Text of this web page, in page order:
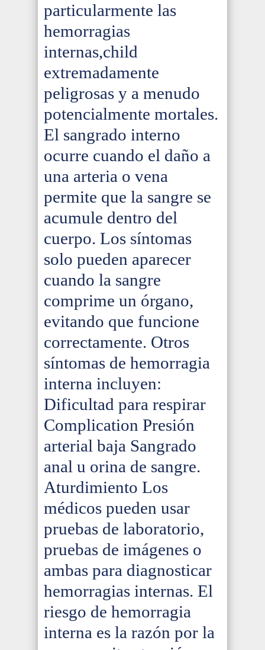
particularmente las
hemorragias
internas,child
extremadamente
peligrosas y a menudo
potencialmente mortales.
El sangrado interno
ocurre cuando el daño a
una arteria o vena
permite que la sangre se
acumule dentro del
cuerpo. Los síntomas
solo pueden aparecer
cuando la sangre
comprime un órgano,
evitando que funcione
correctamente. Otros
síntomas de hemorragia
interna incluyen:
Dificultad para respirar
Complication Presión
arterial baja Sangrado
anal u orina de sangre.
Aturdimiento Los
médicos pueden usar
pruebas de laboratorio,
pruebas de imágenes o
ambas para diagnosticar
hemorragias internas. El
riesgo de hemorragia
interna es la razón por la